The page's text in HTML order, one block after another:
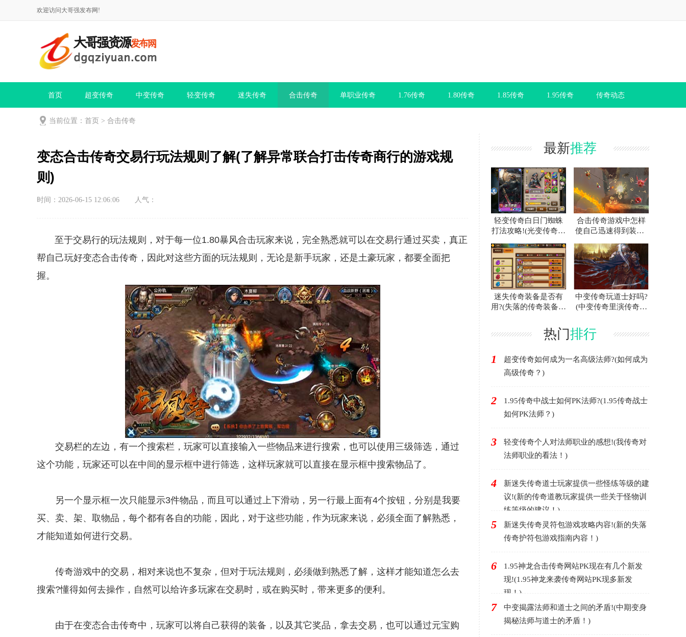
欢迎访问大哥强发布网!
首页 超变传奇 中变传奇 轻变传奇 迷失传奇 合击传奇 单职业传奇 1.76传奇 1.80传奇 1.85传奇 1.95传奇 传奇动态
当前位置： 首页 > 合击传奇
变态合击传奇交易行玩法规则了解(了解异常联合打击传奇商行的游戏规
则)
时间：2026-06-15 12:06:06 人气：
至于交易行的玩法规则，对于每一位1.80暴风合击玩家来说，完全熟悉就可以在交易行通过买卖，真正
帮自己玩好变态合击传奇，因此对这些方面的玩法规则，无论是新手玩家，还是土豪玩家，都要全面把
握。
交易栏的左边，有一个搜索栏，玩家可以直接输入一些物品来进行搜索，也可以使用三级筛选，通过
这个功能，玩家还可以在中间的显示框中进行筛选，这样玩家就可以直接在显示框中搜索物品了。
另一个显示框一次只能显示3件物品，而且可以通过上下滑动，另一行最上面有4个按钮，分别是我要
买、卖、架、取物品，每个都有各自的功能，因此，对于这些功能，作为玩家来说，必须全面了解熟悉，
才能知道如何进行交易。
传奇游戏中的交易，相对来说也不复杂，但对于玩法规则，必须做到熟悉了解，这样才能知道怎么去
搜索?懂得如何去操作，自然可以给许多玩家在交易时，或在购买时，带来更多的便利。
由于在变态合击传奇中，玩家可以将自己获得的装备，以及其它奖品，拿去交易，也可以通过元宝购
最新推荐
轻变传奇白日门蜘蛛
打法攻略!(光变传奇白
合击传奇游戏中怎样
使自己迅速得到装备?
如何快速获得装备？)
迷失传奇装备是否有
用?(失落的传奇装备有
中变传奇玩道士好吗?
(中变传奇里演传奇好
热门排行
1
超变传奇如何成为一名高级法师?(如何成为
高级传奇？)
2
1.95传奇中战士如何PK法师?(1.95传奇战士
如何PK法师？)
3
轻变传奇个人对法师职业的感想!(我传奇对
法师职业的看法！)
4
新迷失传奇道士玩家提供一些怪练等级的建
议!(新的传奇道教玩家提供一些关于怪物训
练等级的建议！)
5
新迷失传奇灵符包游戏攻略内容!(新的失落
传奇护符包游戏指南内容！)
6
1.95神龙合击传奇网站PK现在有几个新发
现!(1.95神龙来袭传奇网站PK现多新发
现！)
7
中变揭露法师和道士之间的矛盾!(中期变身
揭秘法师与道士的矛盾！)